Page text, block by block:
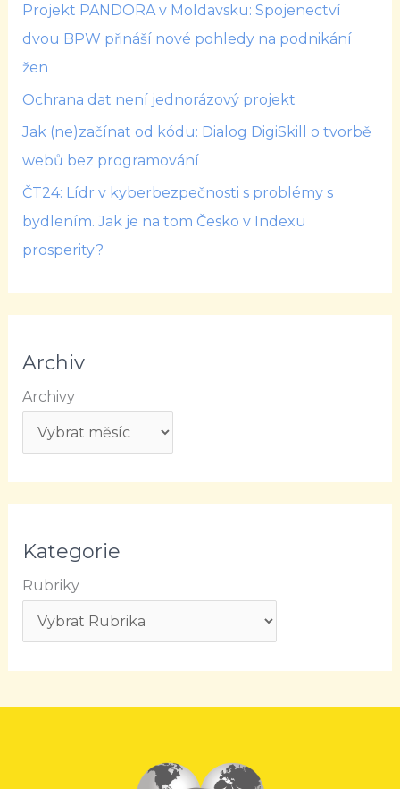
Projekt PANDORA v Moldavsku: Spojenectví
dvou BPW přináší nové pohledy na podnikání
žen
Ochrana dat není jednorázový projekt
Jak (ne)začínat od kódu: Dialog DigiSkill o tvorbě
webů bez programování
ČT24: Lídr v kyberbezpečnosti s problémy s
bydlením. Jak je na tom Česko v Indexu
prosperity?
Archiv
Archivy
Kategorie
Rubriky